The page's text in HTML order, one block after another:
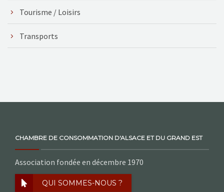
Tourisme / Loisirs
Transports
CHAMBRE DE CONSOMMATION D'ALSACE ET DU GRAND EST
Association fondée en décembre 1970
QUI SOMMES-NOUS ?